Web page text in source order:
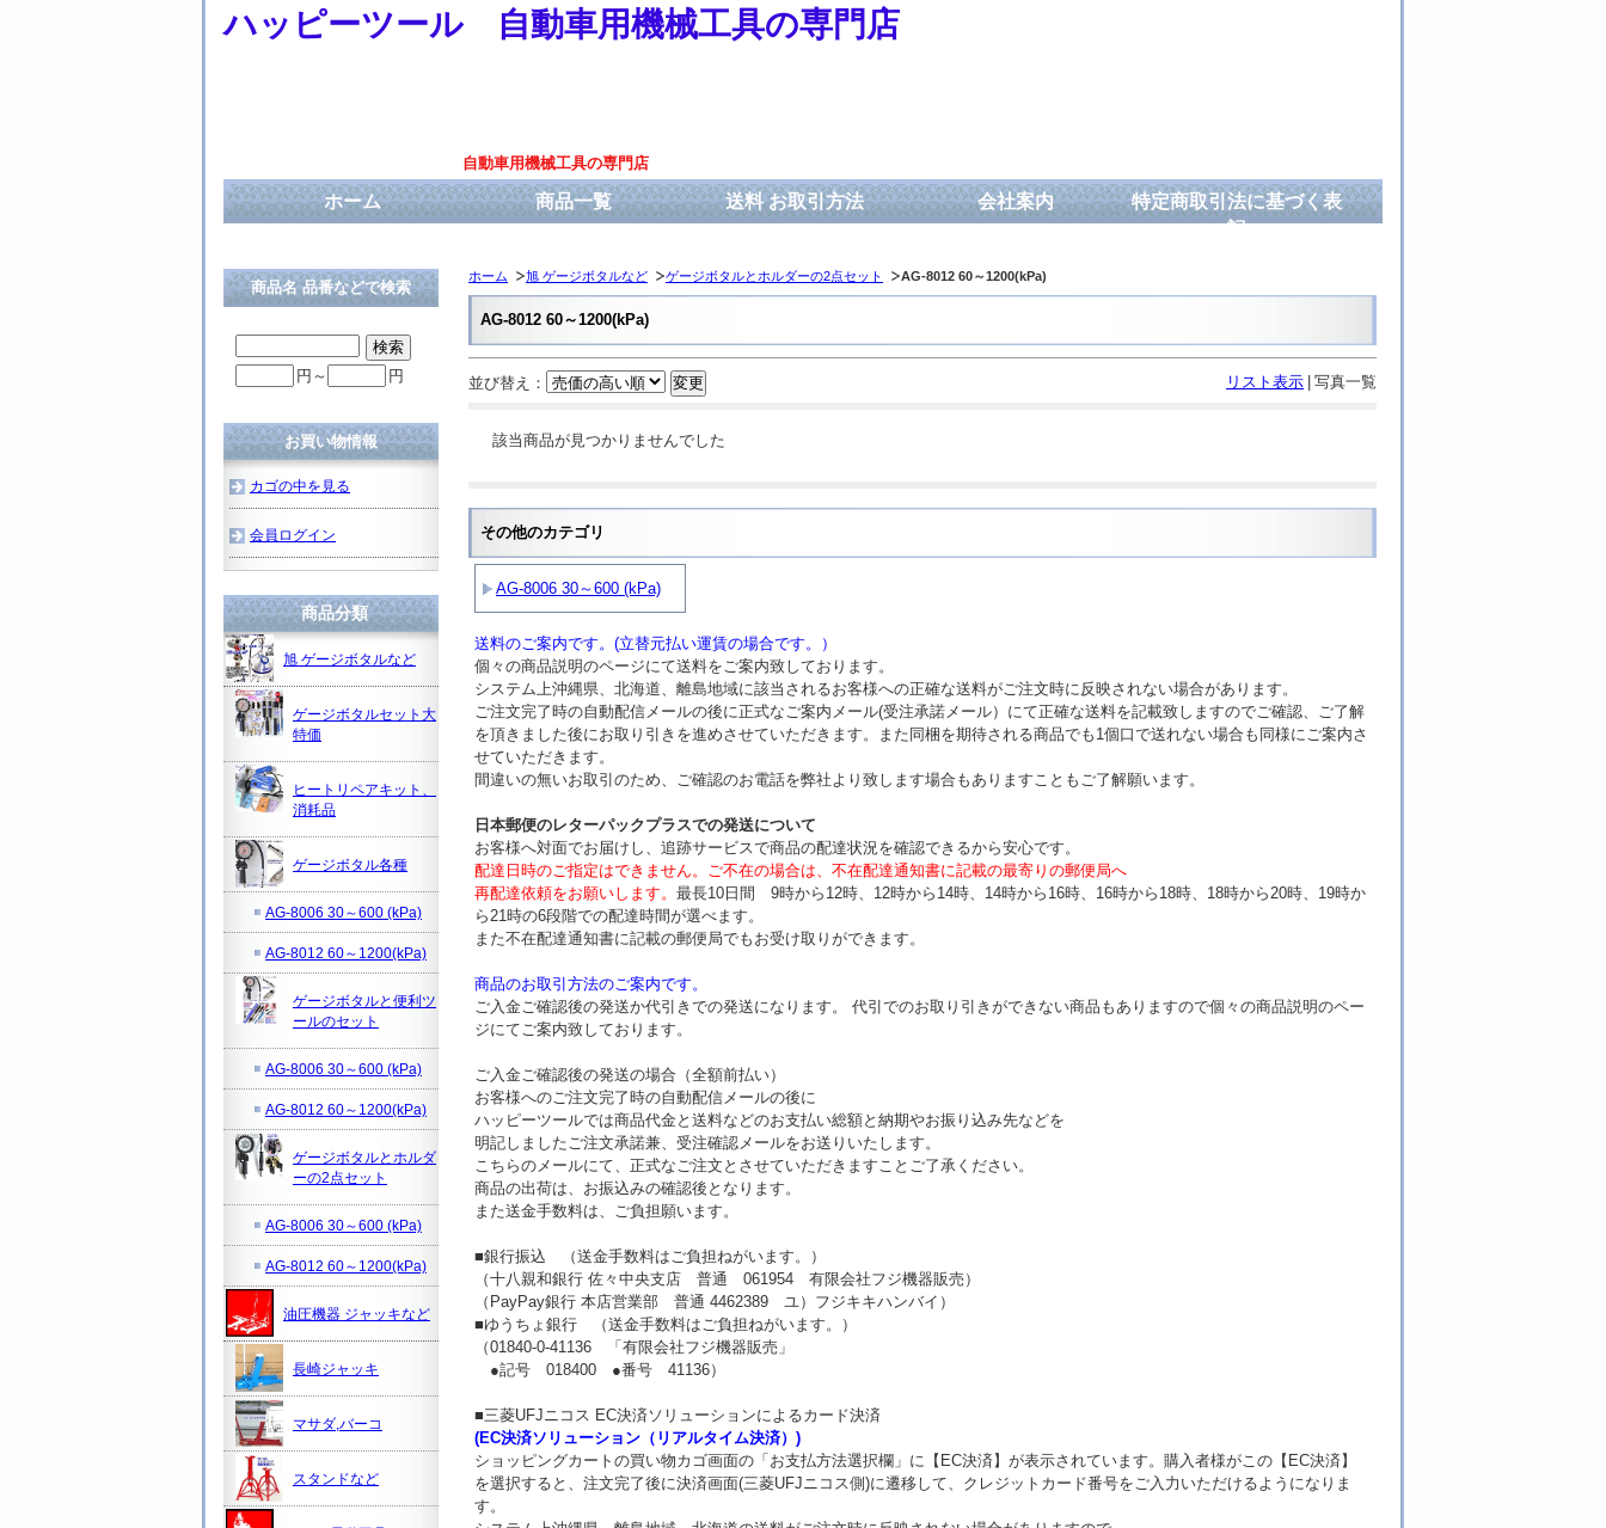
ハッピーツール 自動車用機械工具の専門店
自動車用機械工具の専門店
ホーム 商品一覧 送料 お取引方法 会社案内
特定商取引法に基づく表
記
ホーム 旭 ゲージボタルなど ゲージボタルとホルダーの2点セット AG-8012 60～1200(kPa)
AG-8012 60～1200(kPa)
リスト表示 写真一覧
並び替え：
該当商品が見つかりませんでした
その他のカテゴリ
AG-8006 30～600 (kPa)
送料のご案内です。(立替元払い運賃の場合です。）
個々の商品説明のページにて送料をご案内致しております。
システム上沖縄県、北海道、離島地域に該当されるお客様への正確な送料がご注文時に反映されない場合があります。
ご注文完了時の自動配信メールの後に正式なご案内メール(受注承諾メール）にて正確な送料を記載致しますのでご確認、ご了解
を頂きました後にお取り引きを進めさせていただきます。また同梱を期待される商品でも1個口で送れない場合も同様にご案内さ
せていただきます。
間違いの無いお取引のため、ご確認のお電話を弊社より致します場合もありますこともご了解願います。
日本郵便のレターパックプラスでの発送について
お客様へ対面でお届けし、追跡サービスで商品の配達状況を確認できるから安心です。
配達日時のご指定はできません。ご不在の場合は、不在配達通知書に記載の最寄りの郵便局へ
再配達依頼をお願いします。 最長10日間 9時から12時、12時から14時、14時から16時、16時から18時、18時から20時、19時か
ら21時の6段階での配達時間が選べます。
また不在配達通知書に記載の郵便局でもお受け取りができます。
商品のお取引方法のご案内です。
ご入金ご確認後の発送か代引きでの発送になります。 代引でのお取り引きができない商品もありますので個々の商品説明のペー
ジにてご案内致しております。
ご入金ご確認後の発送の場合（全額前払い）
お客様へのご注文完了時の自動配信メールの後に
ハッピーツールでは商品代金と送料などのお支払い総額と納期やお振り込み先などを
明記しましたご注文承諾兼、受注確認メールをお送りいたします。
こちらのメールにて、正式なご注文とさせていただきますことご了承ください。
商品の出荷は、お振込みの確認後となります。
また送金手数料は、ご負担願います。
■銀行振込 （送金手数料はご負担ねがいます。）
（十八親和銀行 佐々中央支店 普通 061954 有限会社フジ機器販売）
（PayPay銀行 本店営業部 普通 4462389 ユ）フジキキハンバイ）
■ゆうちょ銀行 （送金手数料はご負担ねがいます。）
（01840-0-41136 「有限会社フジ機器販売」
●記号 018400 ●番号 41136）
■三菱UFJニコス EC決済ソリューションによるカード決済
(EC決済ソリューション（リアルタイム決済）)
ショッピングカートの買い物カゴ画面の「お支払方法選択欄」に【EC決済】が表示されています。購入者様がこの【EC決済】
を選択すると、注文完了後に決済画面(三菱UFJニコス側)に遷移して、クレジットカード番号をご入力いただけるようになりま
す。
商品名 品番などで検索
円～ 円
お買い物情報
カゴの中を見る
会員ログイン
商品分類
旭 ゲージボタルなど
ゲージボタルセット大
特価
ヒートリペアキット、
消耗品
ゲージボタル各種
AG-8006 30～600 (kPa)
AG-8012 60～1200(kPa)
ゲージボタルと便利ツ
ールのセット
AG-8006 30～600 (kPa)
AG-8012 60～1200(kPa)
ゲージボタルとホルダ
ーの2点セット
AG-8006 30～600 (kPa)
AG-8012 60～1200(kPa)
油圧機器 ジャッキなど
長崎ジャッキ
マサダ,バーコ
スタンドなど